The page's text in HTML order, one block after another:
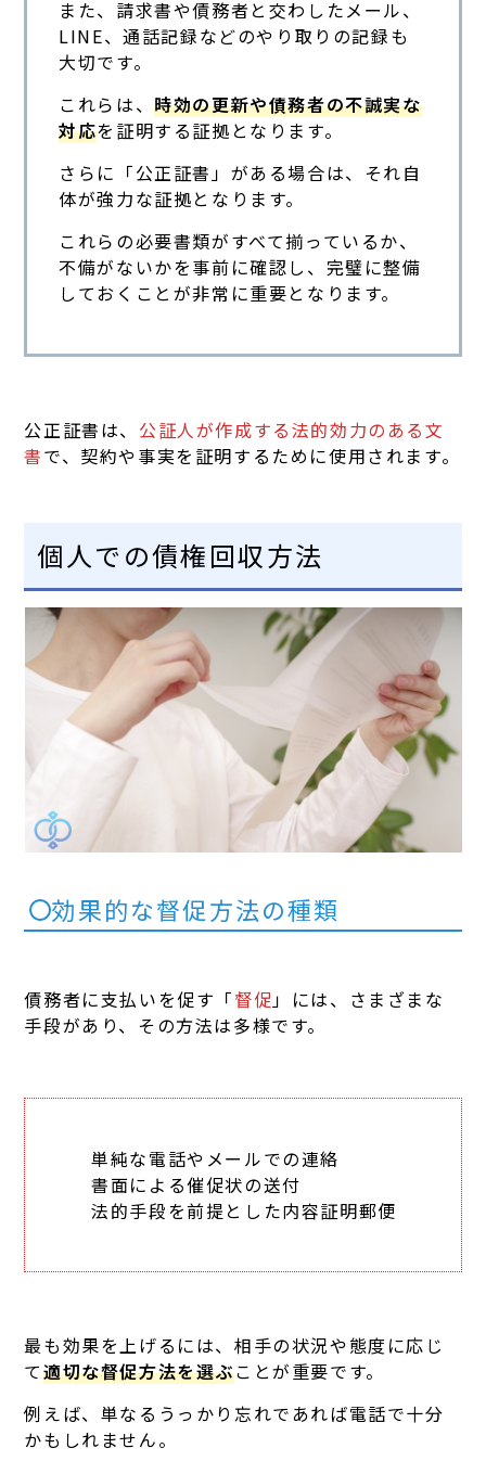
また、請求書や債務者と交わしたメール、
LINE、通話記録などのやり取りの記録も
大切です。
これらは、時効の更新や債務者の不誠実な
対応を証明する証拠となります。
さらに「公正証書」がある場合は、それ自
体が強力な証拠となります。
これらの必要書類がすべて揃っているか、
不備がないかを事前に確認し、完璧に整備
しておくことが非常に重要となります。
公正証書は、 公証人が作成する法的効力のある文
書で、契約や事実を証明するために使用されます。
個人での債権回収方法
効果的な督促方法の種類
債務者に支払いを促す「督促 」には、さまざまな
手段があり、その方法は多様です。
単純な電話やメールでの連絡
書面による催促状の送付
法的手段を前提とした内容証明郵便
最も効果を上げるには、相手の状況や態度に応じ
て適切な督促方法を選ぶことが重要です。
例えば、単なるうっかり忘れであれば電話で十分
かもしれません。